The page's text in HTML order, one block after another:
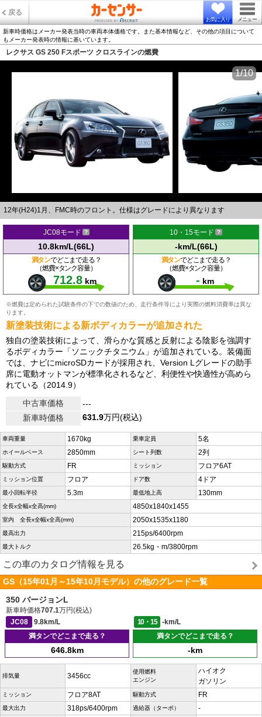
戻る
お気に入り メニュー
新車時価格はメーカー発表当時の車両本体価格です。また基本情報など、その他の項目について
もメーカー発表時の情報に基いています。
レクサス GS 250 Fスポーツ クロスラインの燃費
12年(H24)1月、FMC時のフロント。仕様はグレードにより異なります
1/10
JC08モード
10.8km/L(66L)
満タンでどこまで走る？
（燃費×タンク容量）
712.8 km
10・15モード
-km/L(66L)
満タンでどこまで走る？
（燃費×タンク容量）
- km
※燃費は定められた試験条件の下での数値のため、走行条件等により実際の燃料消費率は異な
ります。
新塗装技術による新ボディカラーが追加された
独自の塗装技術によって、滑らかな質感と反射による陰影を強調す
るボディカラー「ソニックチタニウム」が追加されている。装備面
では、ナビにmicroSDカードが採用され、Version Lグレードの助手
席に電動オットマンが標準化されるなど、利便性や快適性が高めら
れている（2014.9）
中古車価格
---
新車時価格
631.9万円(税込)
車両重量 1670kg 乗車定員 5名
ホイールベース 2850mm シート列数 2列
駆動方式 FR ミッション フロア6AT
ミッション位置 フロア ドア数 4ドア
最小回転半径 5.3m 最低地上高 130mm
全長x全幅x全高(mm) 4850x1840x1455
室内 全長x全幅x全高(mm) 2050x1535x1180
最高出力 215ps/6400rpm
最大トルク 26.5kg・m/3800rpm
この車のカタログ情報を見る
GS（15年01月～15年10月モデル）の他のグレード一覧
350 バージョンL
新車時価格707.1万円(税込)
JC08
9.8km/L 10・15
-km/L
満タンでどこまで走る？
646.8km
満タンでどこまで走る？
-km
排気量 3456cc
使用燃料
エンジン
ハイオク
ガソリン
ミッション フロア8AT 駆動方式 FR
最大出力 318ps/6400rpm 過給器（ターボ） -